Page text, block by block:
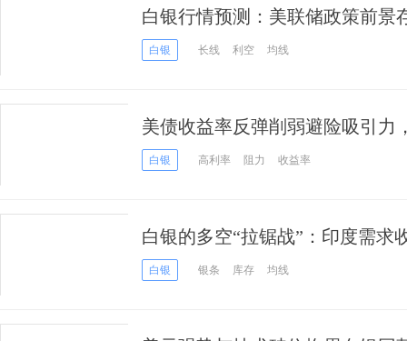
白银行情预测：美联储政策前景
白银 长线 利空 均线
美债收益率反弹削弱避险吸引力
白银 高利率 阻力 收益率
白银的多空“拉锯战”：印度需求
白银 银条 库存 均线